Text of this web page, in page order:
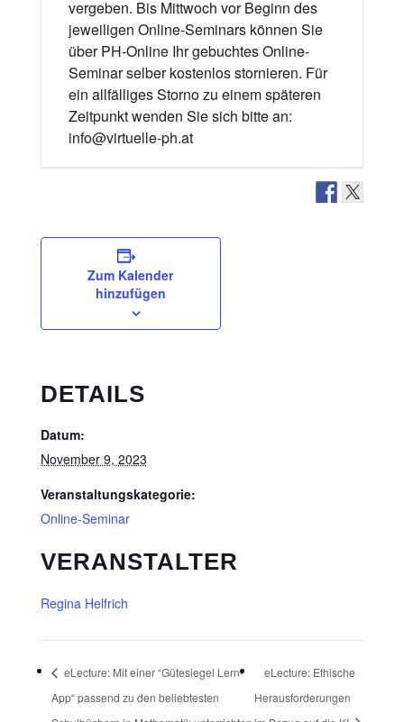
vergeben. Bis Mittwoch vor Beginn des
jeweiligen Online-Seminars können Sie
über PH-Online Ihr gebuchtes Online-
Seminar selber kostenlos stornieren. Für
ein allfälliges Storno zu einem späteren
Zeitpunkt wenden Sie sich bitte an:
info@virtuelle-ph.at
Zum Kalender
hinzufügen
DETAILS
Datum:
November 9, 2023
Veranstaltungskategorie:
Online-Seminar
VERANSTALTER
Regina Helfrich
eLecture: Mit einer “Gütesiegel Lern-
App“ passend zu den beliebtesten
eLecture: Ethische
Herausforderungen